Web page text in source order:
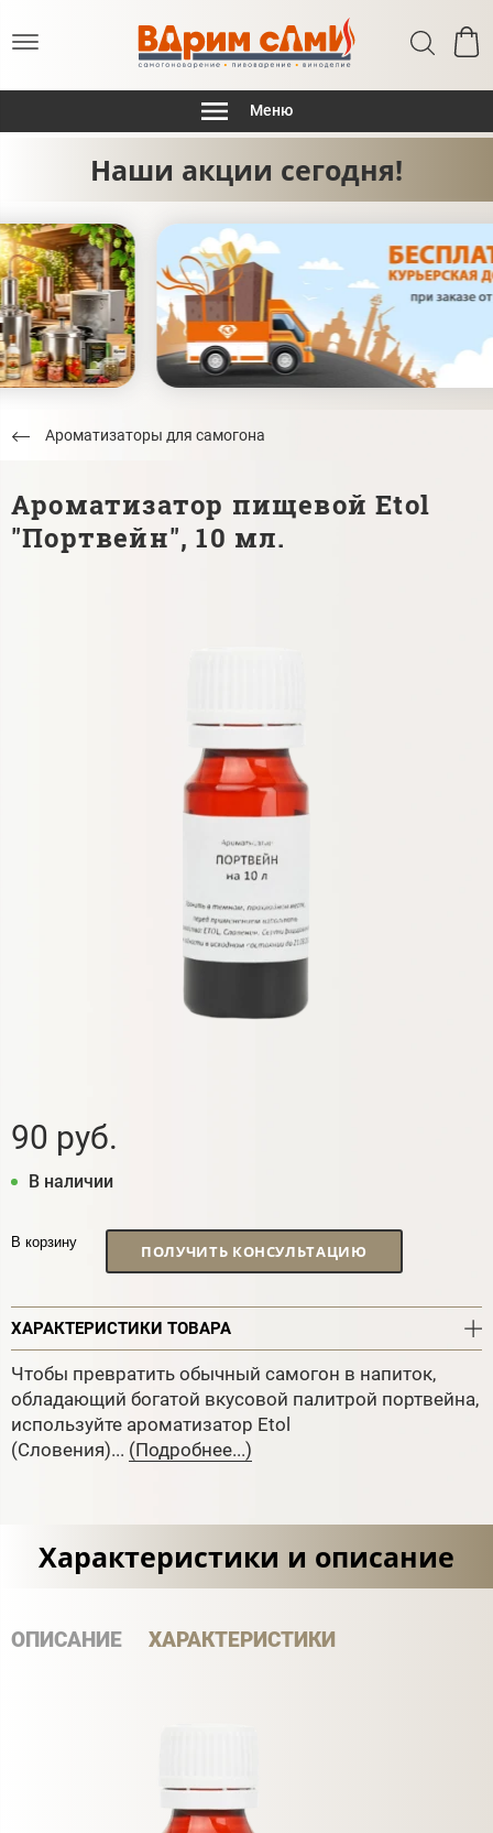
Меню
Наши акции сегодня!
Ароматизаторы для самогона
Ароматизатор пищевой Etol
"Портвейн", 10 мл.
90 руб.
В наличии
В корзину ПОЛУЧИТЬ КОНСУЛЬТАЦИЮ
ХАРАКТЕРИСТИКИ ТОВАРА
Чтобы превратить обычный самогон в напиток,
обладающий богатой вкусовой палитрой портвейна,
используйте ароматизатор Etol
(Словения)... (Подробнее...)
Характеристики и описание
ОПИСАНИЕ ХАРАКТЕРИСТИКИ